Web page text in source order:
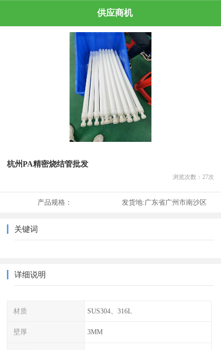
供应商机
杭州PA精密烧结管批发
浏览次数： 27次
产品规格： 发货地:广东省广州市南沙区
关键词
详细说明
材质 SUS304、316L
壁厚 3MM